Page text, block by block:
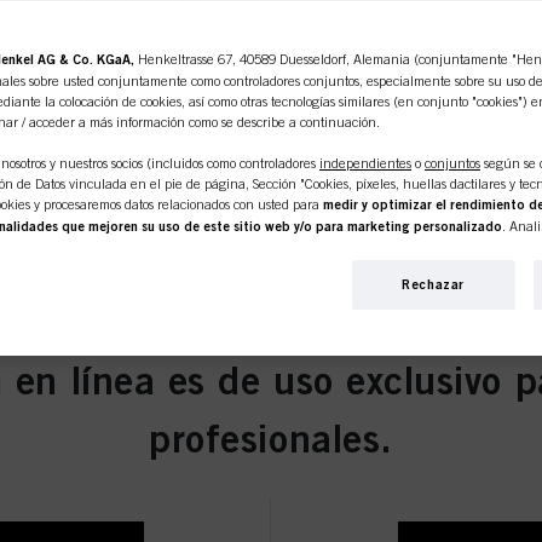
Violeta Intenso 60 ml
Natural 60 ml
línea es de uso exclusivo
profesionales.
AG & Co. KGaA, Henkeltrasse 67, 40589 Duesseldorf, Alemania (conjuntamente
sobre usted conjuntamente como controladores conjuntos, especialmente sobre su uso
la colocación de cookies, así como otras tecnologías similares (en conjunto "cookies")
/ acceder a más información como se describe a continuación.
y nuestros socios (incluidos como controladores independientes o conjuntos según se
de Datos vinculada en el pie de página, Sección "Cookies, píxeles, huellas dactilares y
y procesaremos datos relacionados con usted para medir y optimizar el rendimiento
que mejoren su uso de este sitio web y/o para marketing personalizado .
sobre usted que podrán enriquecerse con datos obtenidos de terceros y otros sitios
sobre el tratamiento de sus datos en nuestra Declaración de Protección de Datos
las cookies en nuestro sitio web en "Configuración de cookies" vinculado en el pie
a las cookies utilizadas en este sitio web, especialmente su período de
Rechazar